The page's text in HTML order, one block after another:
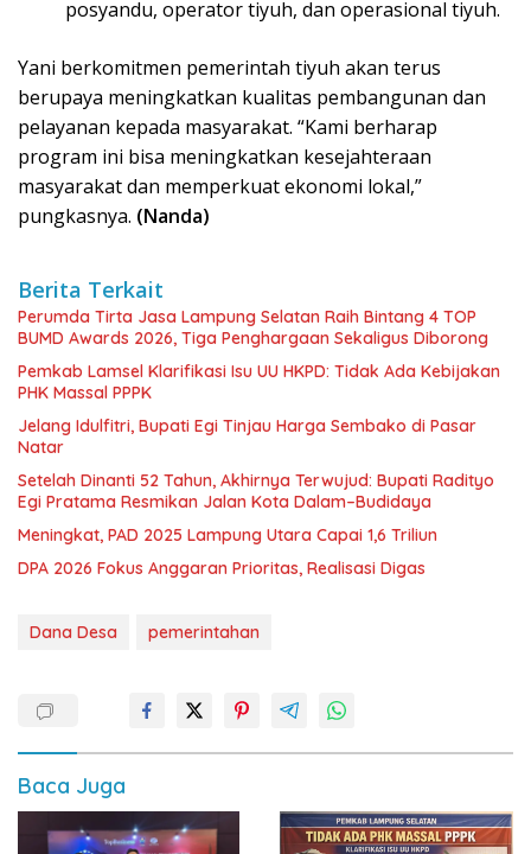
posyandu, operator tiyuh, dan operasional tiyuh.
Yani berkomitmen pemerintah tiyuh akan terus
berupaya meningkatkan kualitas pembangunan dan
pelayanan kepada masyarakat. “Kami berharap
program ini bisa meningkatkan kesejahteraan
masyarakat dan memperkuat ekonomi lokal,”
pungkasnya. (Nanda)
Berita Terkait
Perumda Tirta Jasa Lampung Selatan Raih Bintang 4 TOP
BUMD Awards 2026, Tiga Penghargaan Sekaligus Diborong
Pemkab Lamsel Klarifikasi Isu UU HKPD: Tidak Ada Kebijakan
PHK Massal PPPK
Jelang Idulfitri, Bupati Egi Tinjau Harga Sembako di Pasar
Natar
Setelah Dinanti 52 Tahun, Akhirnya Terwujud: Bupati Radityo
Egi Pratama Resmikan Jalan Kota Dalam–Budidaya
Meningkat, PAD 2025 Lampung Utara Capai 1,6 Triliun
DPA 2026 Fokus Anggaran Prioritas, Realisasi Digas
Dana Desa pemerintahan
Baca Juga